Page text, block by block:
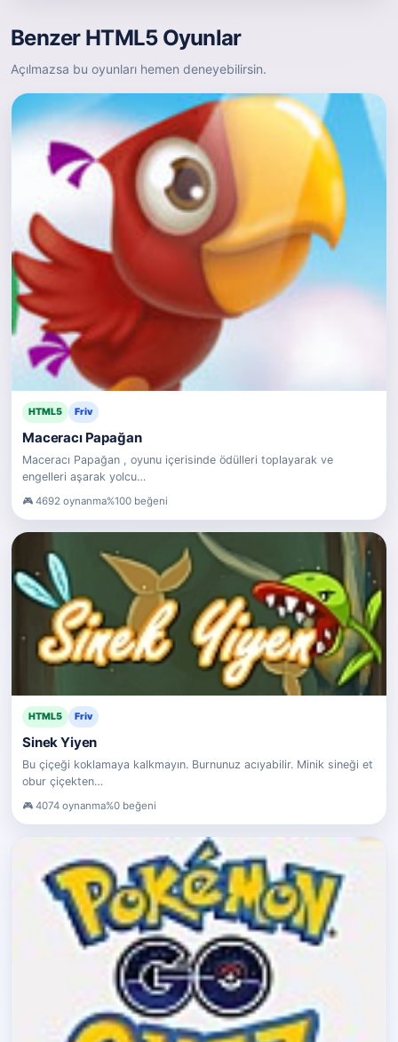
Benzer HTML5 Oyunlar
Açılmazsa bu oyunları hemen deneyebilirsin.
HTML5 Friv
Maceracı Papağan
Maceracı Papağan , oyunu içerisinde ödülleri toplayarak ve
engelleri aşarak yolcu…
4692 oynanma%100 beğeni
HTML5 Friv
Sinek Yiyen
Bu çiçeği koklamaya kalkmayın. Burnunuz acıyabilir. Minik sineği et
obur çiçekten…
4074 oynanma%0 beğeni